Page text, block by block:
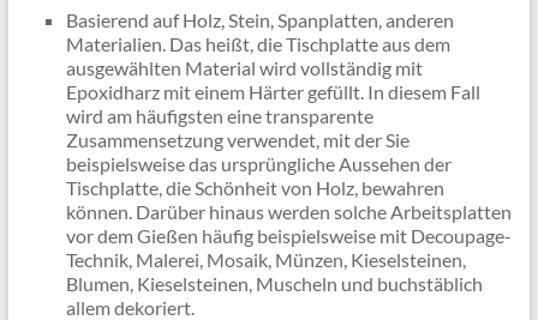
Basierend auf Holz, Stein, Spanplatten, anderen
Materialien. Das heißt, die Tischplatte aus dem
ausgewählten Material wird vollständig mit
Epoxidharz mit einem Härter gefüllt. In diesem Fall
wird am häufigsten eine transparente
Zusammensetzung verwendet, mit der Sie
beispielsweise das ursprüngliche Aussehen der
Tischplatte, die Schönheit von Holz, bewahren
können. Darüber hinaus werden solche Arbeitsplatten
vor dem Gießen häufig beispielsweise mit Decoupage-
Technik, Malerei, Mosaik, Münzen, Kieselsteinen,
Blumen, Kieselsteinen, Muscheln und buchstäblich
allem dekoriert.